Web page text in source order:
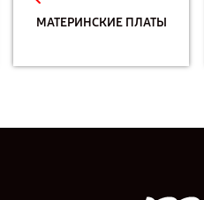
МАТЕРИНСКИЕ ПЛАТЫ